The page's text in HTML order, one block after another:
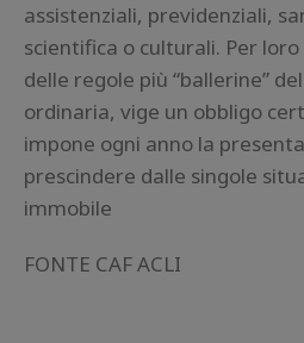
assistenziali, previdenziali,
scientifica o culturali. Per
delle regole più “ballerine”
ordinaria, vige un obbligo
impone ogni anno la
prescindere dalle singole
immobile
FONTE CAF ACLI